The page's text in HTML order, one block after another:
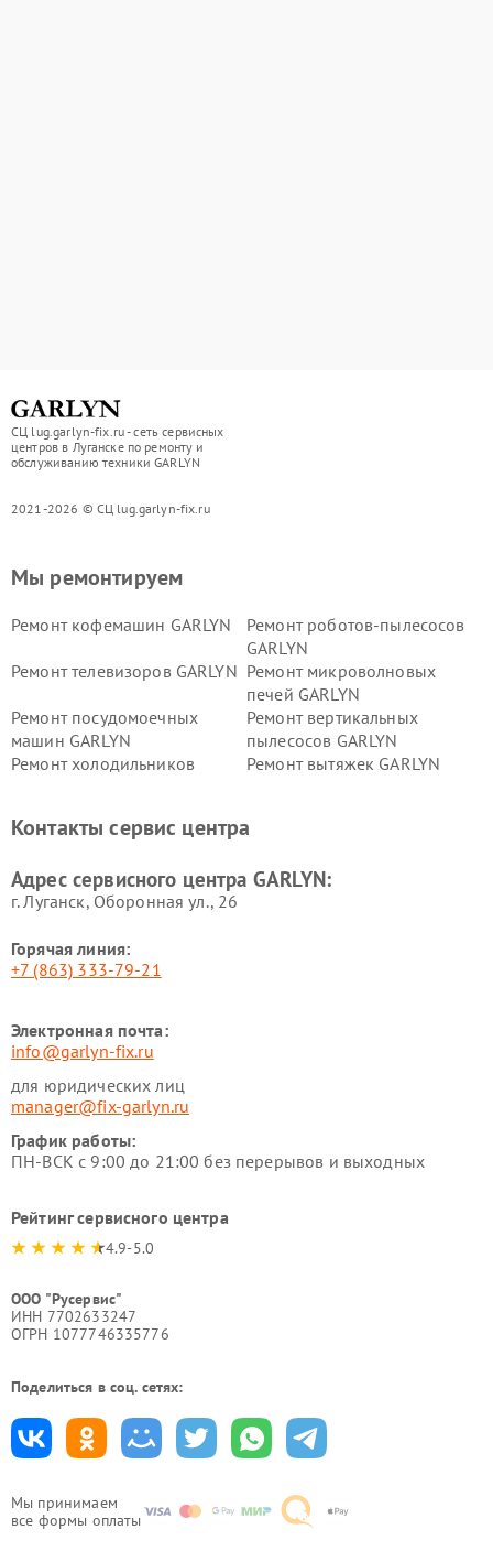
СЦ lug.garlyn-fix.ru - сеть сервисных
центров в Луганске по ремонту и
обслуживанию техники GARLYN
2021-2026 © СЦ lug.garlyn-fix.ru
Мы принимаем
все формы оплаты
Мы ремонтируем
Ремонт кофемашин GARLYN
Ремонт роботов-пылесосов
GARLYN
Ремонт телевизоров GARLYN Ремонт микроволновых
печей GARLYN
Ремонт посудомоечных
машин GARLYN
Ремонт вертикальных
пылесосов GARLYN
Ремонт холодильников
Ремонт вытяжек GARLYN
стеклоочистителей GARLYN
GARLYN
GARLYN
Контакты сервис центра
Адрес сервисного центра GARLYN:
г. Луганск, Оборонная ул., 26
Горячая линия:
+7 (863) 333-79-21
Электронная почта:
info@garlyn-fix.ru
для юридических лиц
manager@fix-garlyn.ru
График работы:
ПН-ВСК с 9:00 до 21:00 без перерывов и выходных
Рейтинг сервисного центра
4.9-5.0
ООО "Русервис"
ИНН 7702633247
ОГРН 1077746335776
Поделиться в соц. сетях: